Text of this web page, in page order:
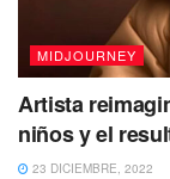
MIDJOURNEY
Artista
niños y el
23 DICIEMBRE, 2022